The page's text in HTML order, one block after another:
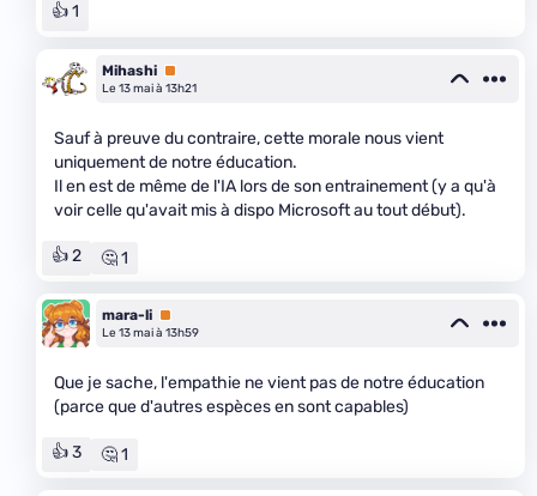
👍 1
Mihashi Premium
Le 13 mai à 13h21
Sauf à preuve du contraire, cette morale nous vient
uniquement de notre éducation.
Il en est de même de l'IA lors de son entrainement (y a qu'à
voir celle qu'avait mis à dispo Microsoft au tout début).
👍 2 🤔 1
mara-li Premium
Le 13 mai à 13h59
Que je sache, l'empathie ne vient pas de notre éducation
(parce que d'autres espèces en sont capables)
👍 3 🤔 1